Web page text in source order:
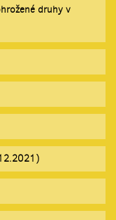
druhy v